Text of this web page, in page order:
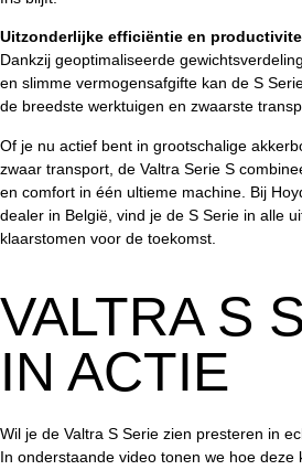
Uitzonderlijke efficiëntie en
Dankzij geoptimaliseerde
en slimme vermogensafgifte kan de S
de breedste werktuigen en zwaarste
Of je nu actief bent in grootschalige
zwaar transport, de Valtra Serie S
en comfort in één ultieme machine. Bij
dealer in België, vind je de S Serie in alle
klaarstomen voor de toekomst.
VALTRA S
IN ACTIE
Wil je de Valtra S Serie zien presteren in
In onderstaande video tonen we hoe deze